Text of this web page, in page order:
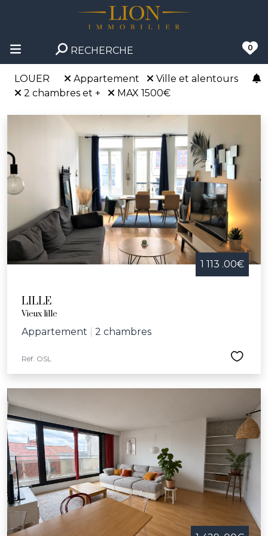
RECHERCHE 0
LOUER Appartement
Ville et alentours
2 chambres et +
MAX 1500€
1 113 .00€
LILLE
Vieux lille
Appartement 2 chambres
Réf. OSL